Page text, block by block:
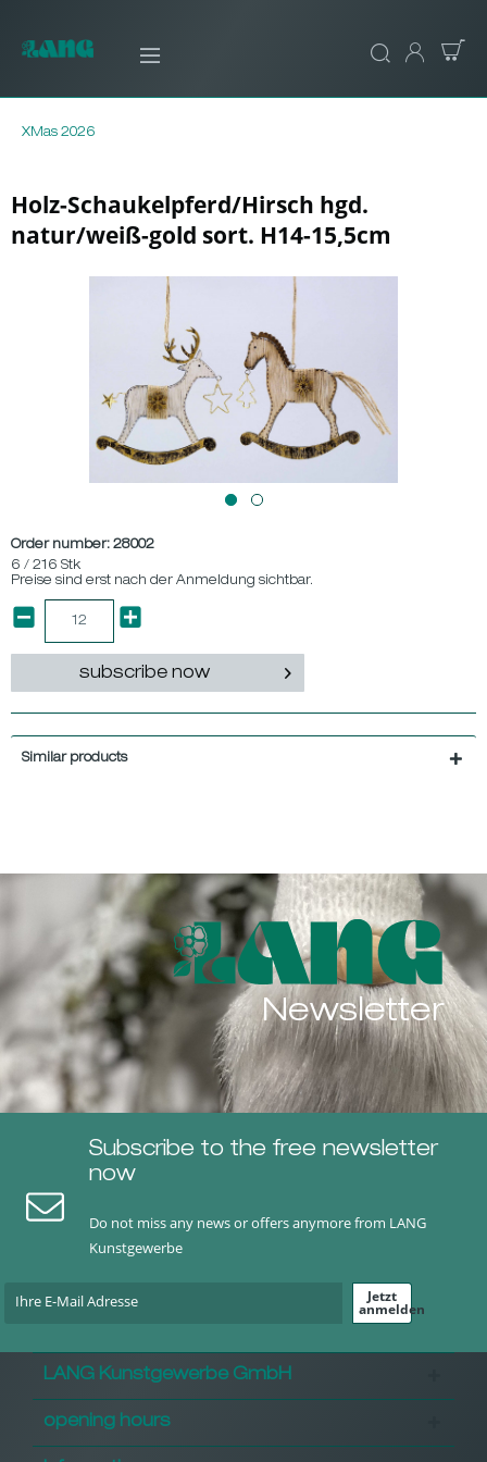
XMas 2026
Holz-Schaukelpferd/Hirsch hgd.
natur/weiß-gold sort. H14-15,5cm
Order number: 28002
6 / 216 Stk
Preise sind erst nach der Anmeldung sichtbar.
subscribe now
Similar products
Newsletter
Subscribe to the free newsletter
now
Do not miss any news or offers anymore from LANG
Kunstgewerbe
Jetzt
anmelden
LANG Kunstgewerbe GmbH
opening hours